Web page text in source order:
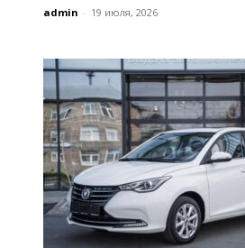
admin - 19 июля, 2026